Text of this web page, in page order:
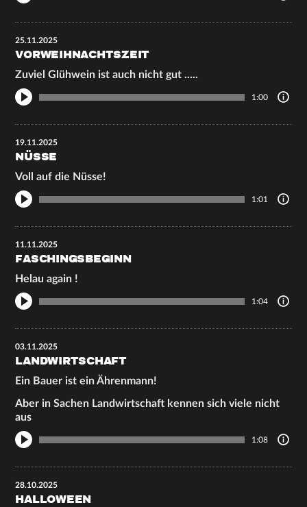
25.11.2025
VORWEIHNACHTSZEIT
Zuviel Glühwein ist auch nicht gut .....
1:00
19.11.2025
NÜSSE
Voll auf die Nüsse!
1:01
11.11.2025
FASCHINGSBEGINN
Helau again !
1:04
03.11.2025
LANDWIRTSCHAFT
Ein Bauer ist ein Ährenmann!
Aber in Sachen Landwirtschaft kennen sich viele nicht
aus
1:08
28.10.2025
HALLOWEEN